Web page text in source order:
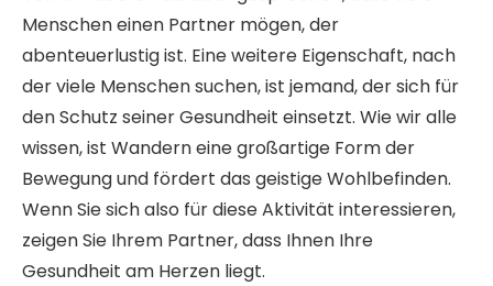
Menschen einen Partner mögen, der
abenteuerlustig ist. Eine weitere Eigenschaft, nach
der viele Menschen suchen, ist jemand, der sich für
den Schutz seiner Gesundheit einsetzt. Wie wir alle
wissen, ist Wandern eine großartige Form der
Bewegung und fördert das geistige Wohlbefinden.
Wenn Sie sich also für diese Aktivität interessieren,
zeigen Sie Ihrem Partner, dass Ihnen Ihre
Gesundheit am Herzen liegt.